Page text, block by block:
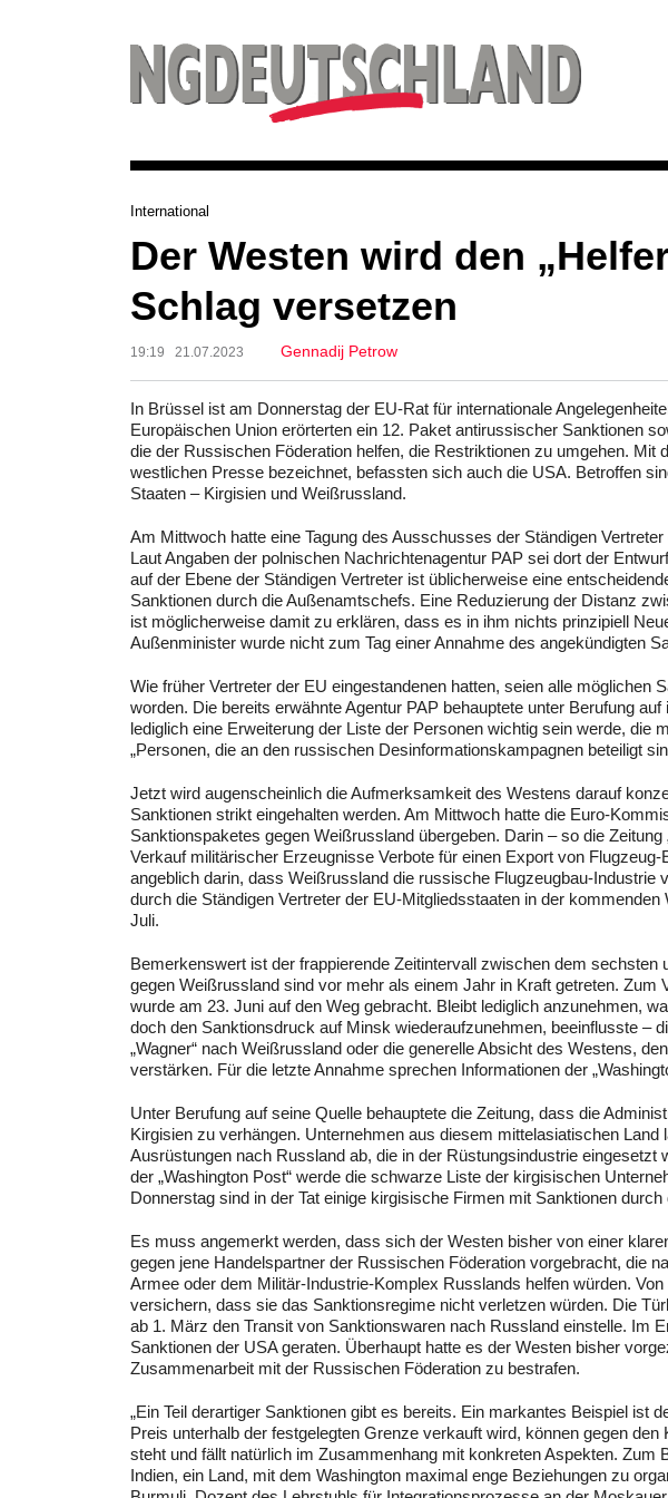
International
Der Westen wird den
Schlag versetzen
19:19 21.07.2023 Gennadij Petrow
In Brüssel ist am Donnerstag der EU-Rat für internationale
Europäischen Union erörterten ein 12. Paket antirussischer Sanktionen
die der Russischen Föderation helfen, die Restriktionen zu umgehen. Mit
westlichen Presse bezeichnet, befassten sich auch die USA. Betroffen
Staaten – Kirgisien und Weißrussland.
Am Mittwoch hatte eine Tagung des Ausschusses der Ständigen
Laut Angaben der polnischen Nachrichtenagentur PAP sei dort der
auf der Ebene der Ständigen Vertreter ist üblicherweise eine
Sanktionen durch die Außenamtschefs. Eine Reduzierung der Distanz
ist möglicherweise damit zu erklären, dass es in ihm nichts prinzipiell
Außenminister wurde nicht zum Tag einer Annahme des angekündigten
Wie früher Vertreter der EU eingestandenen hatten, seien alle möglichen
worden. Die bereits erwähnte Agentur PAP behauptete unter Berufung
lediglich eine Erweiterung der Liste der Personen wichtig sein werde, die
„Personen, die an den russischen Desinformationskampagnen beteiligt
Jetzt wird augenscheinlich die Aufmerksamkeit des Westens darauf
Sanktionen strikt eingehalten werden. Am Mittwoch hatte die Euro-
Sanktionspaketes gegen Weißrussland übergeben. Darin – so die
Verkauf militärischer Erzeugnisse Verbote für einen Export von
angeblich darin, dass Weißrussland die russische Flugzeugbau-
durch die Ständigen Vertreter der EU-Mitgliedsstaaten in der
Juli.
Bemerkenswert ist der frappierende Zeitintervall zwischen dem
gegen Weißrussland sind vor mehr als einem Jahr in Kraft getreten.
wurde am 23. Juni auf den Weg gebracht. Bleibt lediglich anzunehmen,
doch den Sanktionsdruck auf Minsk wiederaufzunehmen, beeinflusste –
„Wagner“ nach Weißrussland oder die generelle Absicht des Westens,
verstärken. Für die letzte Annahme sprechen Informationen der
Unter Berufung auf seine Quelle behauptete die Zeitung, dass die
Kirgisien zu verhängen. Unternehmen aus diesem mittelasiatischen Land
Ausrüstungen nach Russland ab, die in der Rüstungsindustrie eingesetzt
der „Washington Post“ werde die schwarze Liste der kirgisischen
Donnerstag sind in der Tat einige kirgisische Firmen mit Sanktionen
Es muss angemerkt werden, dass sich der Westen bisher von einer
gegen jene Handelspartner der Russischen Föderation vorgebracht, die
Armee oder dem Militär-Industrie-Komplex Russlands helfen würden.
versichern, dass sie das Sanktionsregime nicht verletzen würden. Die
ab 1. März den Transit von Sanktionswaren nach Russland einstelle. Im
Sanktionen der USA geraten. Überhaupt hatte es der Westen bisher
Zusammenarbeit mit der Russischen Föderation zu bestrafen.
„Ein Teil derartiger Sanktionen gibt es bereits. Ein markantes Beispiel ist
Preis unterhalb der festgelegten Grenze verkauft wird, können gegen
steht und fällt natürlich im Zusammenhang mit konkreten Aspekten. Zum
Indien, ein Land, mit dem Washington maximal enge Beziehungen zu